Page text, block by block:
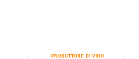
PRODUTTORE DI VINO